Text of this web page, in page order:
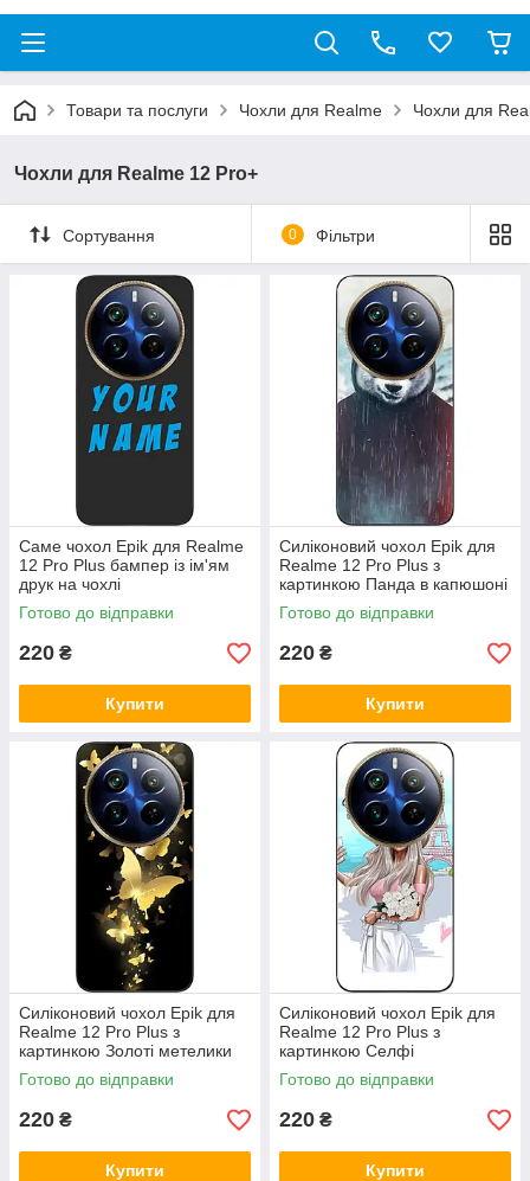
Товари та послуги Чохли для Realme Чохли для
Чохли для Realme 12 Pro+
Сортування 0 Фільтри
Саме чохол Epik для Realme
12 Pro Plus бампер із ім'ям
друк на чохлі
Готово до відправки
220 ₴
Купити
Силіконовий чохол Epik для
Realme 12 Pro Plus з
картинкою Панда в капюшоні
Готово до відправки
220 ₴
Купити
Силіконовий чохол Epik для
Realme 12 Pro Plus з
картинкою Золоті метелики
Готово до відправки
220 ₴
Купити
Силіконовий чохол Epik для
Realme 12 Pro Plus з
картинкою Селфі
Готово до відправки
220 ₴
Купити